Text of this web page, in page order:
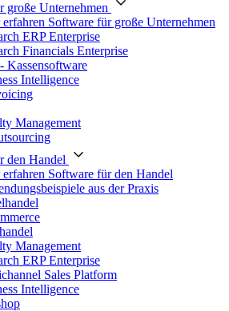
große Unternehmen
Software für große Unternehmen
ERP Enterprise
Financials Enterprise
Kassensoftware
Intelligence
Management
den Handel
Software für den Handel
aus der Praxis
Management
ERP Enterprise
Sales Platform
Intelligence